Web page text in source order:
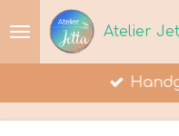
hoofdinhoud